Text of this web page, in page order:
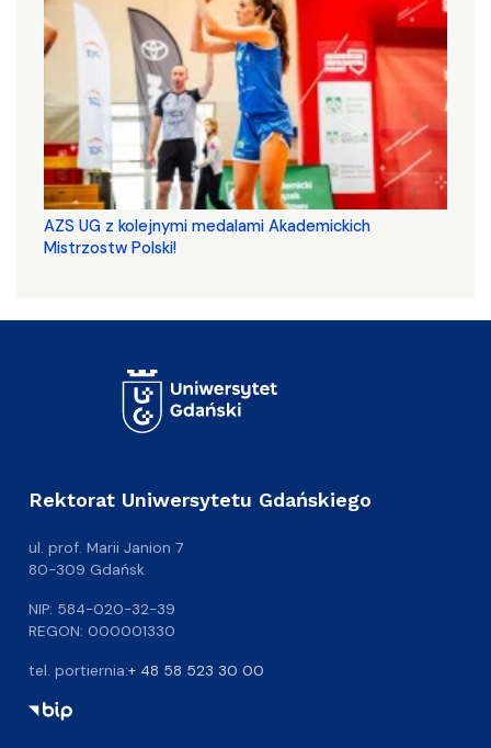
AZS UG z kolejnymi medalami Akademickich
Mistrzostw Polski!
Rektorat Uniwersytetu Gdańskiego
ul. prof. Marii Janion 7
80-309 Gdańsk
NIP: 584-020-32-39
REGON: 000001330
tel. portiernia:+ 48 58 523 30 00